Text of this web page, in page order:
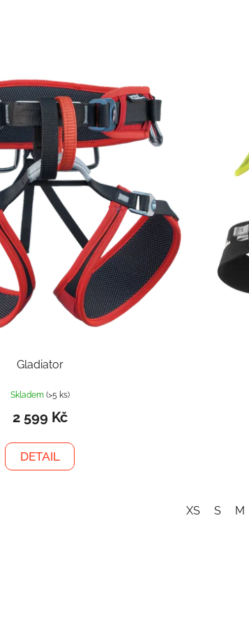
Gladiator
Skladem (>5 ks)
2 599 Kč
DETAIL
XS S M